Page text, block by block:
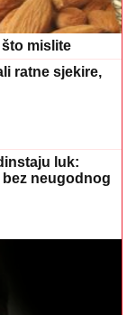
mislite
ratne sjekire,
luk:
neugodnog